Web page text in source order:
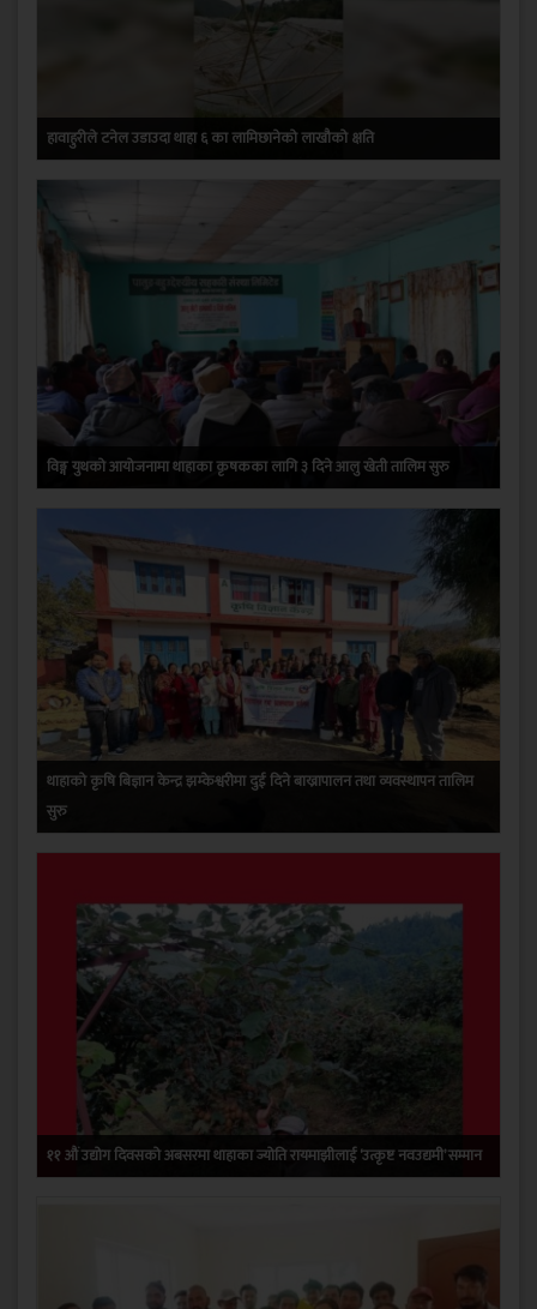
हावाहुरीले टनेल उडाउदा थाहा ६ का लामिछानेको लाखौको क्षति
विङ्ग युथको आयोजनामा थाहाका कृषकका लागि ३ दिने आलु खेती तालिम सुरु
थाहाको कृषि बिज्ञान केन्द्र झम्केश्वरीमा दुई दिने बाख्रापालन तथा व्यवस्थापन तालिम
सुरु
११ औं उद्योग दिवसको अबसरमा थाहाका ज्योति रायमाझीलाई ‘उत्कृष्ट नवउद्यमी’ सम्मान